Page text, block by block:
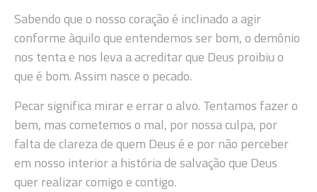
Sabendo que o nosso coração é inclinado a agir
conforme àquilo que entendemos ser bom, o demônio
nos tenta e nos leva a acreditar que Deus proibiu o
que é bom. Assim nasce o pecado.
Pecar significa mirar e errar o alvo. Tentamos fazer o
bem, mas cometemos o mal, por nossa culpa, por
falta de clareza de quem Deus é e por não perceber
em nosso interior a história de salvação que Deus
quer realizar comigo e contigo.